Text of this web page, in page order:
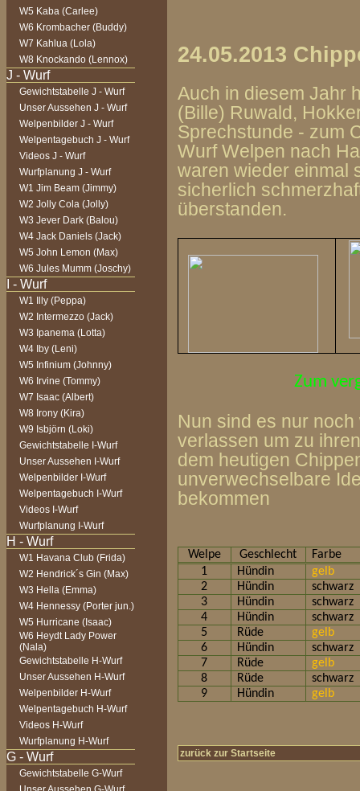
W5 Kaba (Carlee)
W6 Krombacher (Buddy)
W7 Kahlua (Lola)
W8 Knockando (Lennox)
Gewichtstabelle J - Wurf
Unser Aussehen J - Wurf
Welpenbilder J - Wurf
Welpentagebuch J - Wurf
Videos J - Wurf
Wurfplanung J - Wurf
W1 Jim Beam (Jimmy)
W2 Jolly Cola (Jolly)
W3 Jever Dark (Balou)
W4 Jack Daniels (Jack)
W5 John Lemon (Max)
W6 Jules Mumm (Joschy)
W1 Illy (Peppa)
W2 Intermezzo (Jack)
W3 Ipanema (Lotta)
W4 Iby (Leni)
W5 Infinium (Johnny)
W6 Irvine (Tommy)
W7 Isaac (Albert)
W8 Irony (Kira)
W9 Isbjörn (Loki)
Gewichtstabelle I-Wurf
Unser Aussehen I-Wurf
Welpenbilder I-Wurf
Welpentagebuch I-Wurf
Videos I-Wurf
Wurfplanung I-Wurf
W1 Havana Club (Frida)
W2 Hendrick´s Gin (Max)
W3 Hella (Emma)
W4 Hennessy (Porter jun.)
W5 Hurricane (Isaac)
W6 Heydt Lady Power
(Nala)
Gewichtstabelle H-Wurf
Unser Aussehen H-Wurf
Welpenbilder H-Wurf
Welpentagebuch H-Wurf
Videos H-Wurf
Wurfplanung H-Wurf
Gewichtstabelle G-Wurf
24.05.2013
Auch in diesem Jahr
(Bille) Ruwald,
Sprechstunde - zum
Wurf Welpen nach
waren wieder einmal
sicherlich
überstanden.
Zum
Nun sind es nur
verlassen um zu
dem heutigen
unverwechselbare
bekommen
Welpe Geschlecht
Farbe
1
Hündin
gelb
2
Hündin
schwarz
3
Hündin
schwarz
4
Hündin
schwarz
5
Rüde
gelb
6
Hündin
schwarz
7
Rüde
gelb
8
Rüde
schwarz
9
Hündin gelb
zurück zur Startseite